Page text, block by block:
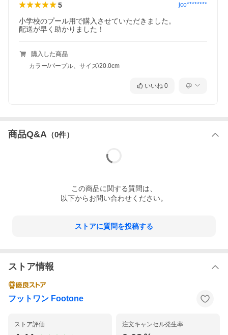
5 jco********
小学校のプール用で購入させていただきました。
配送が早く助かりました！
購入した商品
カラー/パープル、サイズ/20.0cm
いいね 0
商品Q&A （0件）
この商品に関する質問は、
以下からお問い合わせください。
ストアに質問を投稿する
ストア情報
フットワン Footone
ストア評価 注文キャンセル発生率